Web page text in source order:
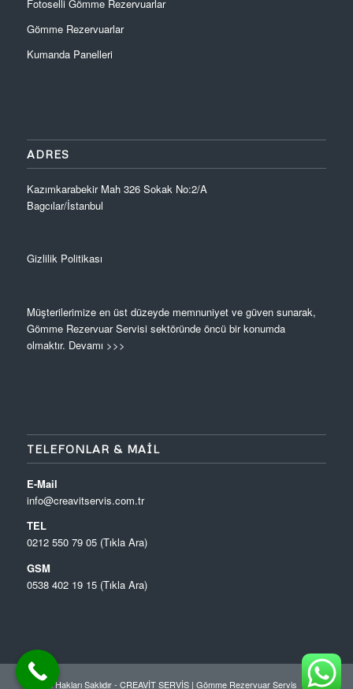
Fotoselli Gömme Rezervuarlar
Gömme Rezervuarlar
Kumanda Panelleri
ADRES
Kazımkarabekir Mah 326 Sokak No:2/A
Bagcılar/İstanbul
Gizlilik Politikası
Müşterilerimize en üst düzeyde memnuniyet ve güven sunarak,
Gömme Rezervuar Servisi sektöründe öncü bir konumda
olmaktır. Devamı >>>
TELEFONLAR & MAIL
E-Mail
info@creavitservis.com.tr
TEL
0212 550 79 05 (Tıkla Ara)
GSM
0538 402 19 15 (Tıkla Ara)
© Tüm Hakları Saklıdır - CREAVİT SERVİS | Gömme Rezervuar Servis